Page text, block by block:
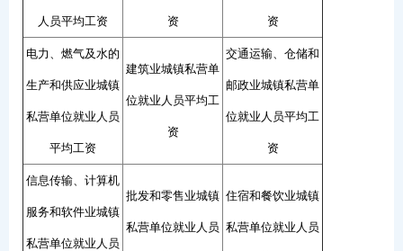
人员平均工资 资 资
电力、燃气及水的
生产和供应业城镇
私营单位就业人员
平均工资
建筑业城镇私营单
位就业人员平均工
资
交通运输、仓储和
邮政业城镇私营单
位就业人员平均工
资
信息传输、计算机
服务和软件业城镇
私营单位就业人员
批发和零售业城镇
私营单位就业人员
住宿和餐饮业城镇
私营单位就业人员